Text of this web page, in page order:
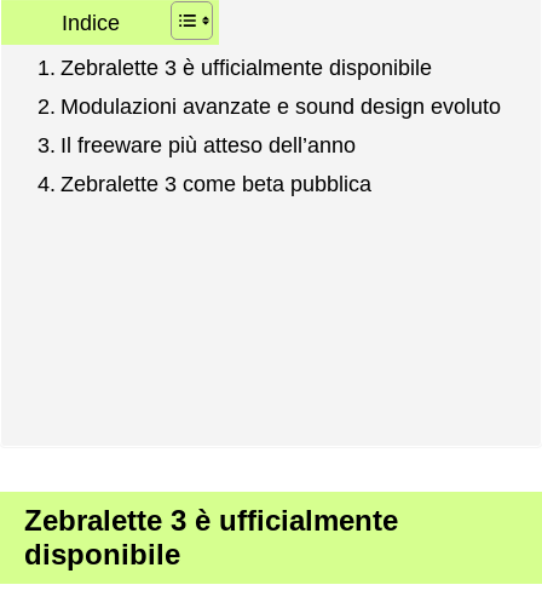
Indice
Zebralette 3 è ufficialmente disponibile
Modulazioni avanzate e sound design evoluto
Il freeware più atteso dell’anno
Zebralette 3 come beta pubblica
Zebralette 3 è ufficialmente
disponibile